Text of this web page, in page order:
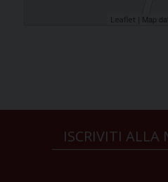
Leaflet | Map
ISCRIVITI ALLA